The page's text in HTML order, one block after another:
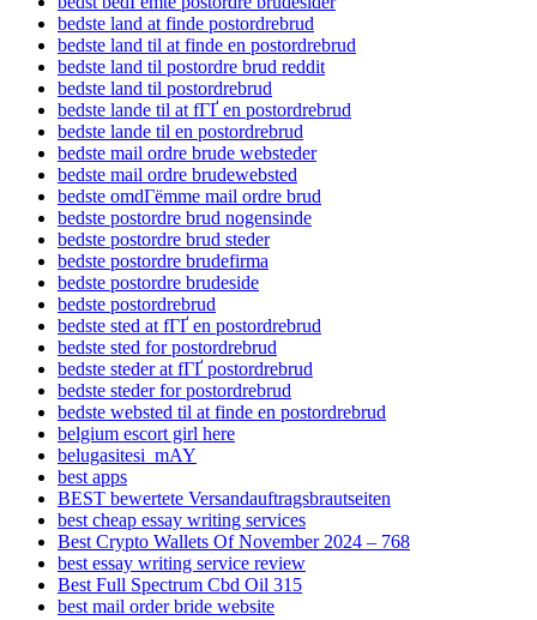
bedste land at finde postordrebrud
bedste land til at finde en postordrebrud
bedste land til postordre brud reddit
bedste land til postordrebrud
bedste lande til at fГҐ en postordrebrud
bedste lande til en postordrebrud
bedste mail ordre brude websteder
bedste mail ordre brudewebsted
bedste omdГёmme mail ordre brud
bedste postordre brud nogensinde
bedste postordre brud steder
bedste postordre brudefirma
bedste postordre brudeside
bedste postordrebrud
bedste sted at fГҐ en postordrebrud
bedste sted for postordrebrud
bedste steder at fГҐ postordrebrud
bedste steder for postordrebrud
bedste websted til at finde en postordrebrud
belgium escort girl here
belugasitesi_mAY
best apps
BEST bewertete Versandauftragsbrautseiten
best cheap essay writing services
Best Crypto Wallets Of November 2024 – 768
best essay writing service review
Best Full Spectrum Cbd Oil 315
best mail order bride website